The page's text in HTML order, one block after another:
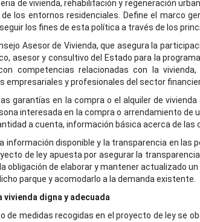
de vivienda, rehabilitación y regeneración
los entornos residenciales. Define el marco
los fines de esta política a través de los
Asesor de Vivienda, que asegura la
asesor y consultivo del Estado para la
competencias relacionadas con la
empresariales y profesionales del sector
garantías en la compra o el alquiler de
interesada en la compra o arrendamiento
a cuenta, información básica acerca de las
información disponible y la transparencia en
de ley apuesta por asegurar la
obligación de elaborar y mantener actualizado
parque y acomodarlo a la demanda existente.
vivienda digna y adecuada
de medidas recogidas en el proyecto de ley se